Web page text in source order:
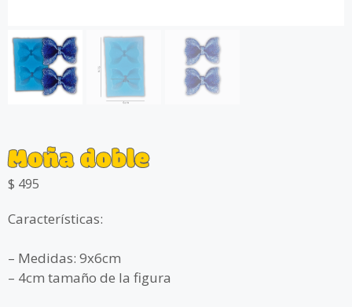
Moña doble
$ 495
Características:
– Medidas: 9x6cm
– 4cm tamaño de la figura